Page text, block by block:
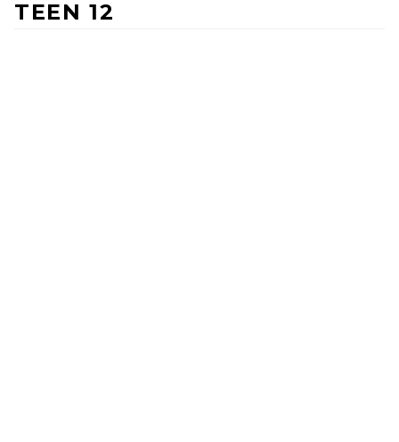
TEEN 12